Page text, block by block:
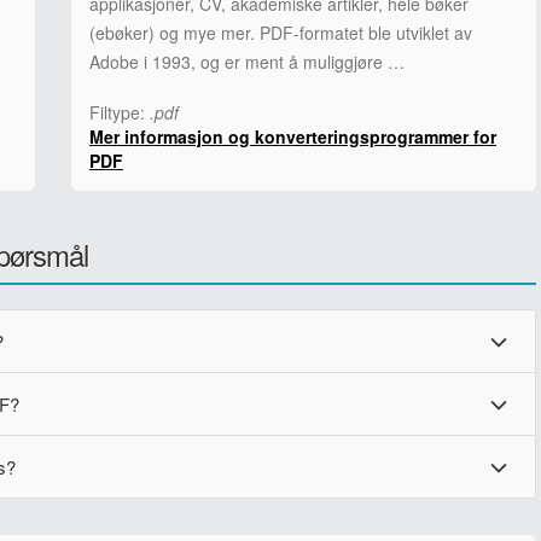
(ebøker) og mye mer. PDF-formatet ble utviklet av
Adobe i 1993, og er ment å muliggjøre …
Filtype: .pdf
Mer informasjon og konverteringsprogrammer for
PDF